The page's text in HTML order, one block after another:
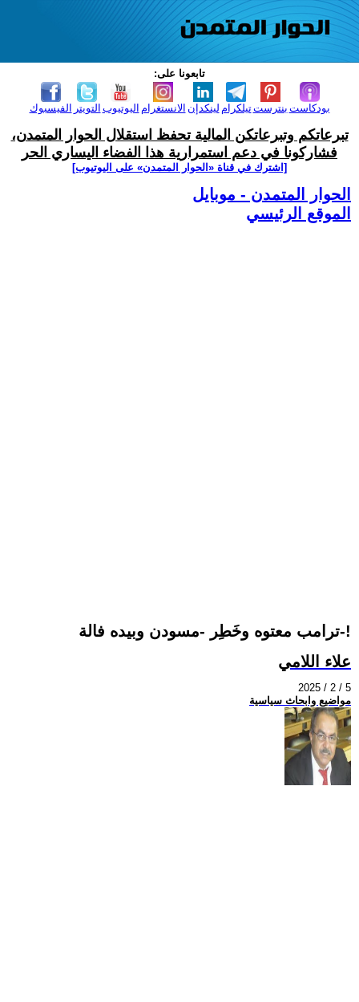
تابعونا على:
الفيسبوك التويتر اليوتيوب الانستغرام لينكدإن تيلكرامبنترست بودكاست
تبرعاتكم وتبرعاتكن المالية تحفظ استقلال الحوار المتمدن،
فشاركونا في دعم استمرارية هذا الفضاء اليساري الحر
[اشترك في قناة ‫«الحوار المتمدن» على اليوتيوب]
الحوار المتمدن - موبايل
الموقع الرئيسي
ترامب معتوه وخَطِر -مسودن وبيده فالة-!
علاء اللامي
2025 / 2 / 5
مواضيع وابحاث سياسية